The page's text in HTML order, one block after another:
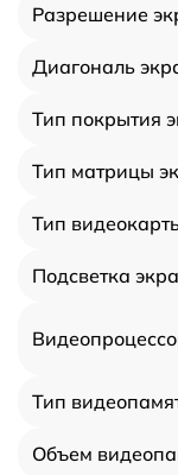
Разрешение
Диагональ
Тип покрытия
Тип матрицы
Тип
Подсветка
Тип
Объем